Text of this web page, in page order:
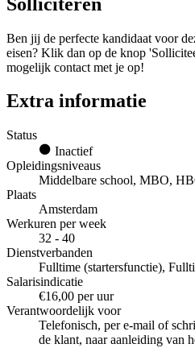
Ben jij de perfecte kandidaat voor
eisen? Klik dan op de knop
mogelijk contact met je op!
Extra informatie
Status
Inactief
Opleidingsniveaus
Middelbare school, MBO,
Plaats
Amsterdam
Werkuren per week
32 - 40
Dienstverbanden
Fulltime (startersfunctie),
Salarisindicatie
€16,00 per uur
Verantwoordelijk voor
Telefonisch, per e-mail of
de klant, naar aanleiding van